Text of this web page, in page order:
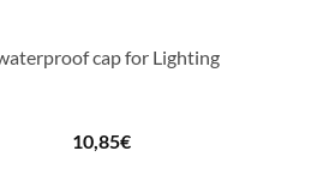
cap for Lighting
10,85€